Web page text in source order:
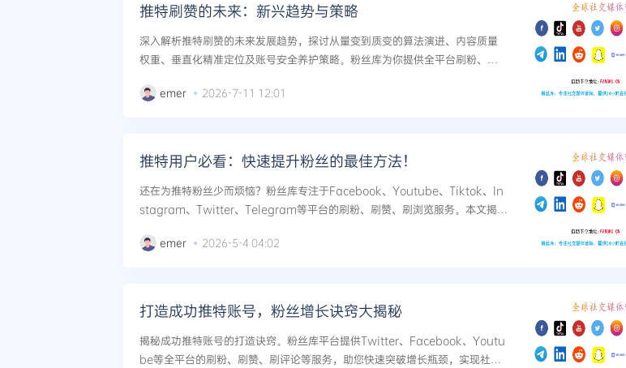
推特刷赞的未来：新兴趋势与策略
深入解析推特刷赞的未来发展趋势，探讨从量变到质变的算法演进、内容质量
权重、垂直化精准定位及账号安全养护策略。粉丝库为你提供全平台刷粉、刷
emer 2026-7-11 12:01
推特用户必看：快速提升粉丝的最佳方法！
还在为推特粉丝少而烦恼？粉丝库专注于Facebook、Youtube、Tiktok、In
stagram、Twitter、Telegram等平台的刷粉、刷赞、刷浏览服务。本文揭秘
emer 2026-5-4 04:02
打造成功推特账号，粉丝增长诀窍大揭秘
揭秘成功推特账号的打造诀窍。粉丝库平台提供Twitter、Facebook、Youtu
be等全平台的刷粉、刷赞、刷评论等服务，助您快速突破增长瓶颈，实现社交